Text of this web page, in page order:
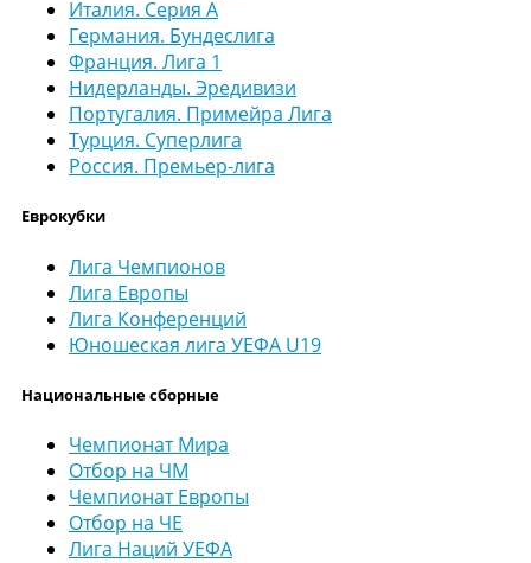
Италия. Серия А
Германия. Бундеслига
Франция. Лига 1
Нидерланды. Эредивизи
Португалия. Примейра Лига
Турция. Суперлига
Россия. Премьер-лига
Еврокубки
Лига Чемпионов
Лига Европы
Лига Конференций
Юношеская лига УЕФА U19
Национальные сборные
Чемпионат Мира
Отбор на ЧМ
Чемпионат Европы
Отбор на ЧЕ
Лига Наций УЕФА